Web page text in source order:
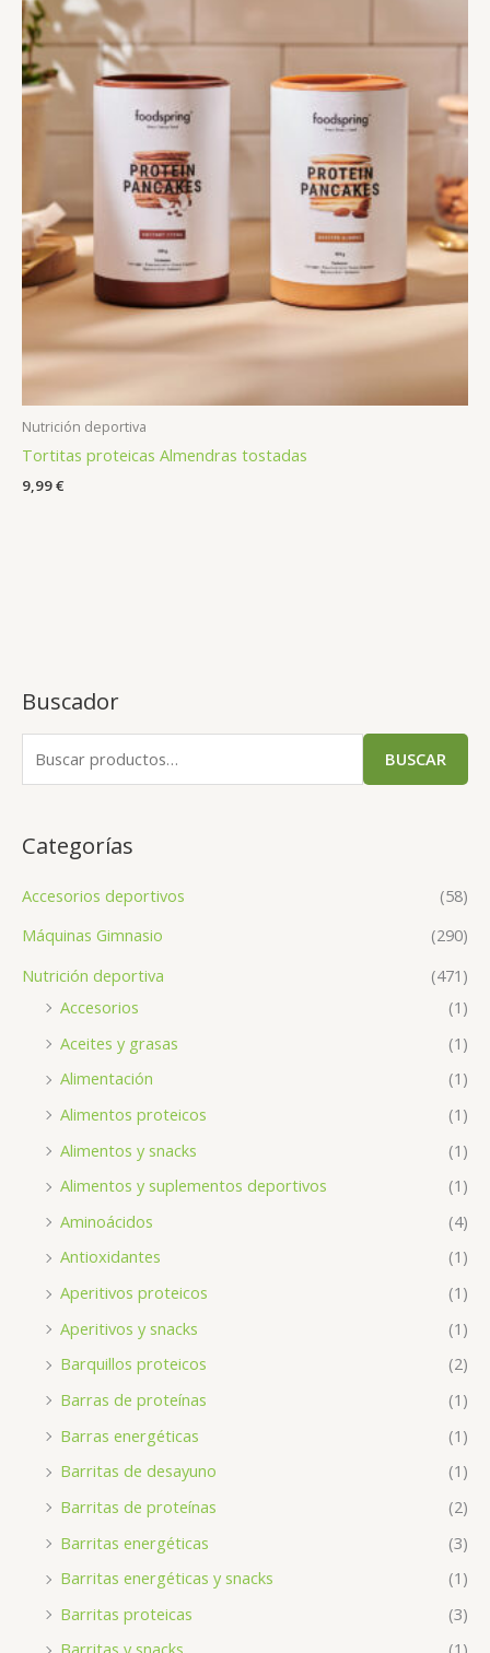
Buscador
BUSCAR
Categorías
Accesorios deportivos
(58)
Máquinas Gimnasio
(290)
Nutrición deportiva
(471)
Accesorios
(1)
Aceites y grasas
(1)
Alimentación
(1)
Alimentos proteicos
(1)
Alimentos y snacks
(1)
Alimentos y suplementos deportivos
(1)
Aminoácidos
(4)
Antioxidantes
(1)
Aperitivos proteicos
(1)
Aperitivos y snacks
(1)
Barquillos proteicos
(2)
Barras de proteínas
(1)
Barras energéticas
(1)
Barritas de desayuno
(1)
Barritas de proteínas
(2)
Barritas energéticas
(3)
Barritas energéticas y snacks
(1)
Barritas proteicas
(3)
Nutrición deportiva
Tortitas proteicas Almendras tostadas
9,99€